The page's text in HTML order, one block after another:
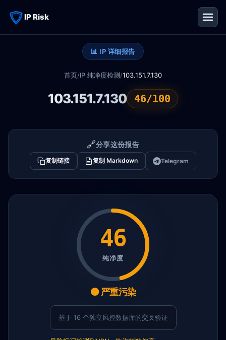
IP Risk
📊 IP 详细报告
首页/IP 纯净度检测/103.151.7.130
103.151.7.130 46/100
🔗分享这份报告
复制链接 复制 Markdown Telegram
46
纯净度
🟠 严重污染
基于 16 个独立风控数据库的交叉验证